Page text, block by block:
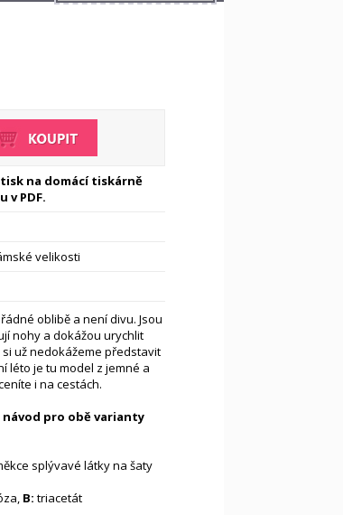
na domácí tiskárně
v PDF.
velikosti
oblibě a není divu. Jsou
nohy a dokážou urychlit
už nedokážeme představit
léto je tu model z jemné a
i na cestách.
pro obě varianty
splývavé látky na šaty
B: triacetát